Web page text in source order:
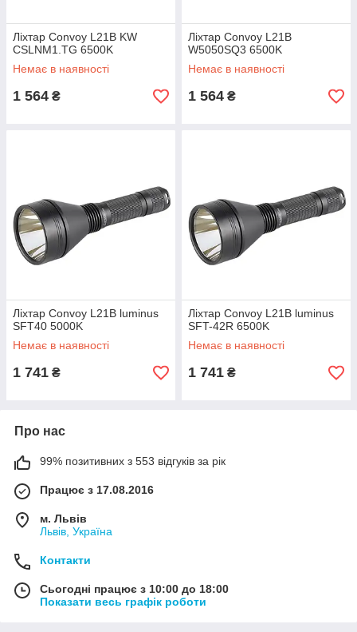
Ліхтар Convoy L21B KW
CSLNM1.TG 6500K
Немає в наявності
1 564 ₴
Ліхтар Convoy L21B
W5050SQ3 6500K
Немає в наявності
1 564 ₴
Ліхтар Convoy L21B luminus
SFT40 5000K
Немає в наявності
1 741 ₴
Ліхтар Convoy L21B luminus
SFT-42R 6500K
Немає в наявності
1 741 ₴
Про нас
99% позитивних з 553 відгуків за рік
Працює з 17.08.2016
м. Львів
Львів, Україна
Контакти
Сьогодні працює з 10:00 до 18:00
Показати весь графік роботи